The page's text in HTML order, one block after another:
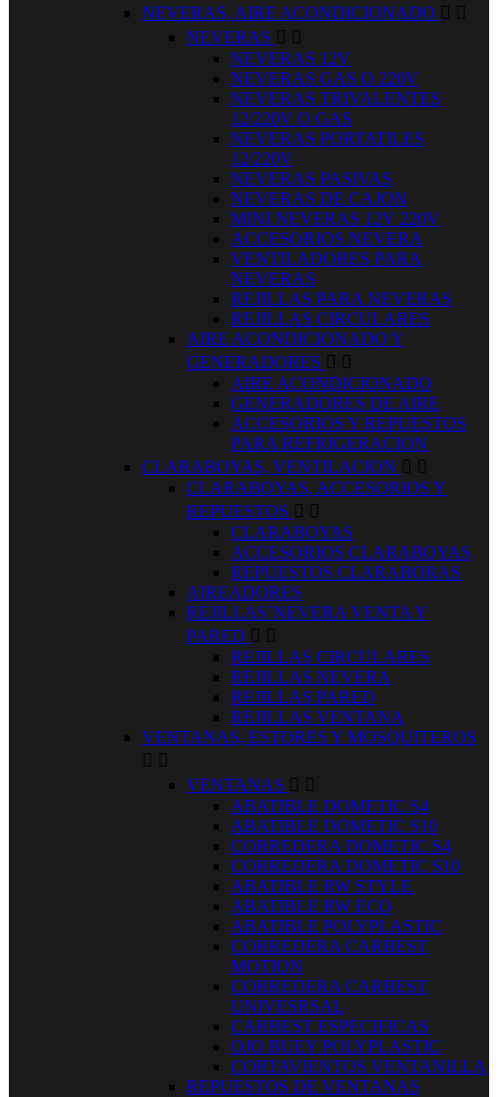
NEVERAS, AIRE ACONDICIONADO  
NEVERAS  
NEVERAS 12V
NEVERAS GAS O 220V
NEVERAS TRIVALENTES
12/220V O GAS
NEVERAS PORTATILES
12/220V
NEVERAS PASIVAS
NEVERAS DE CAJON
MINI NEVERAS 12V 220V
ACCESORIOS NEVERA
VENTILADORES PARA
NEVERAS
REJILLAS PARA NEVERAS
REJILLAS CIRCULARES
AIRE ACONDICIONADO Y
GENERADORES  
AIRE ACONDICIONADO
GENERADORES DE AIRE
ACCESORIOS Y REPUESTOS
PARA REFRIGERACION
CLARABOYAS, VENTILACION  
CLARABOYAS, ACCESORIOS Y
REPUESTOS  
CLARABOYAS
ACCESORIOS CLARABOYAS
REPUESTOS CLARABORAS
AIREADORES
REJILLAS´NEVERA VENTA Y
PARED  
REJILLAS CIRCULARES
REJILLAS NEVERA
REJILLAS PARED
REJILLAS VENTANA
VENTANAS, ESTORES Y MOSQUITEROS
 
VENTANAS  
ABATIBLE DOMETIC S4
ABATIBLE DOMETIC S10
CORREDERA DOMETIC S4
CORREDERA DOMETIC S10
ABATIBLE RW STYLE
ABATIBLE RW ECO
ABATIBLE POLYPLASTIC
CORREDERA CARBEST
MOTION
CORREDERA CARBEST
UNIVESRSAL
CARBEST ESPECIFICAS
OJO BUEY POLYPLASTIC
CORTAVIENTOS VENTANILLA
REPUESTOS DE VENTANAS